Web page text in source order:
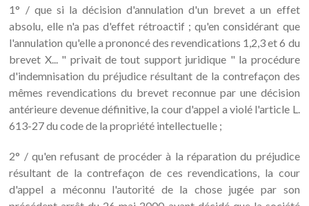
1° / que si la décision d'annulation d'un brevet a un effet
absolu, elle n'a pas d'effet rétroactif ; qu'en considérant que
l'annulation qu'elle a prononcé des revendications 1,2,3 et 6 du
brevet X... " privait de tout support juridique " la procédure
d'indemnisation du préjudice résultant de la contrefaçon des
mêmes revendications du brevet reconnue par une décision
antérieure devenue définitive, la cour d'appel a violé l'article L.
613-27 du code de la propriété intellectuelle ;
2° / qu'en refusant de procéder à la réparation du préjudice
résultant de la contrefaçon de ces revendications, la cour
d'appel a méconnu l'autorité de la chose jugée par son